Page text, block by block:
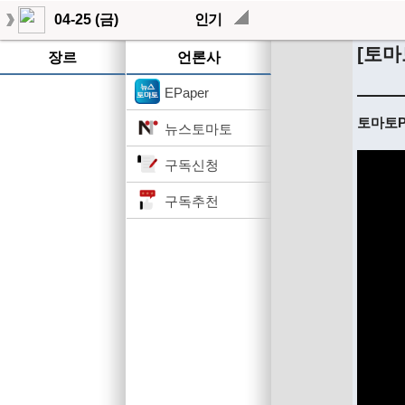
04-25 (금) 인기
장르 언론사
EPaper
뉴스토마토
구독신청
구독추천
[토
토마토